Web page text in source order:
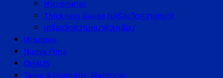
Micrometer
Thickness Gauge (เครื่องวัดความหนา)
เครื่องวัดความหนาผิวเคลือบ
Mitutoyo
Nuova Fima
OHAUS
Temp & Humidity, Electrical